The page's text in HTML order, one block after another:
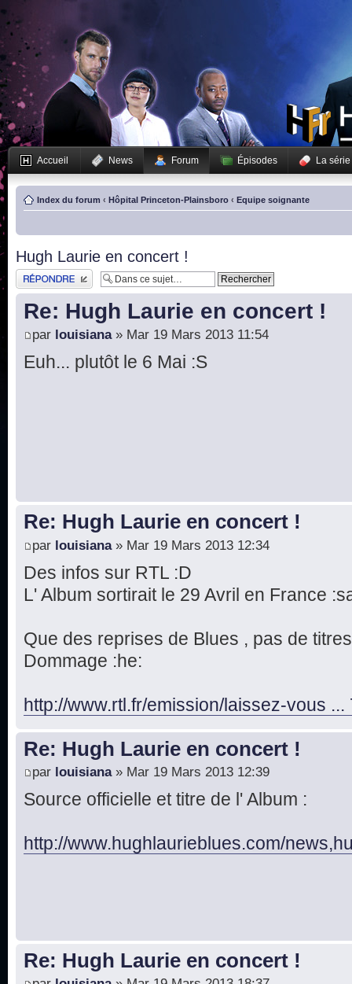
Accueil News Forum Épisodes La série
Index du forum ‹ Hôpital Princeton-Plainsboro ‹ Equipe soignante
Hugh Laurie en concert !
Publier une réponse
Re: Hugh Laurie en concert !
par louisiana» Mar 19 Mars 2013 11:54
Euh... plutôt le 6 Mai :S
Re: Hugh Laurie en concert !
par louisiana» Mar 19 Mars 2013 12:34
Des infos sur RTL :D
L' Album sortirait le 29 Avril en France
Que des reprises de Blues , pas de
Dommage :he:
http://www.rtl.fr/emission/laissez-vous
Re: Hugh Laurie en concert !
par louisiana» Mar 19 Mars 2013 12:39
Source officielle et titre de l' Album :
http://www.hughlaurieblues.com/
Re: Hugh Laurie en concert !